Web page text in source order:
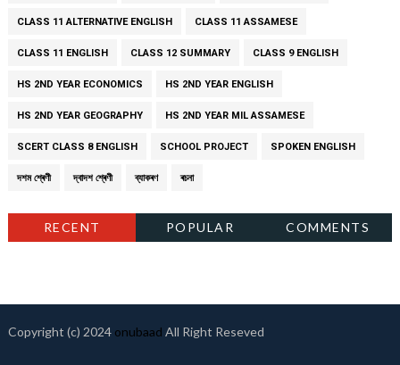
CLASS 11 ALTERNATIVE ENGLISH CLASS 11 ASSAMESE
CLASS 11 ENGLISH CLASS 12 SUMMARY CLASS 9 ENGLISH
HS 2ND YEAR ECONOMICS HS 2ND YEAR ENGLISH
HS 2ND YEAR GEOGRAPHY HS 2ND YEAR MIL ASSAMESE
SCERT CLASS 8 ENGLISH SCHOOL PROJECT SPOKEN ENGLISH
দশম শ্ৰেণী দ্বাদশ শ্ৰেণী ব্যাকৰণ ৰচনা
RECENT POPULAR COMMENTS
Copyright (c) 2024 onubaad All Right Reseved